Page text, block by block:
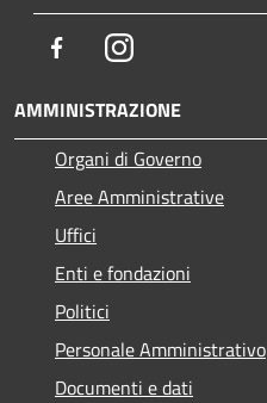
FacebookInstagram
AMMINISTRAZIONE
Organi di Governo
Aree Amministrative
Uffici
Enti e fondazioni
Politici
Personale Amministrativo
Documenti e dati